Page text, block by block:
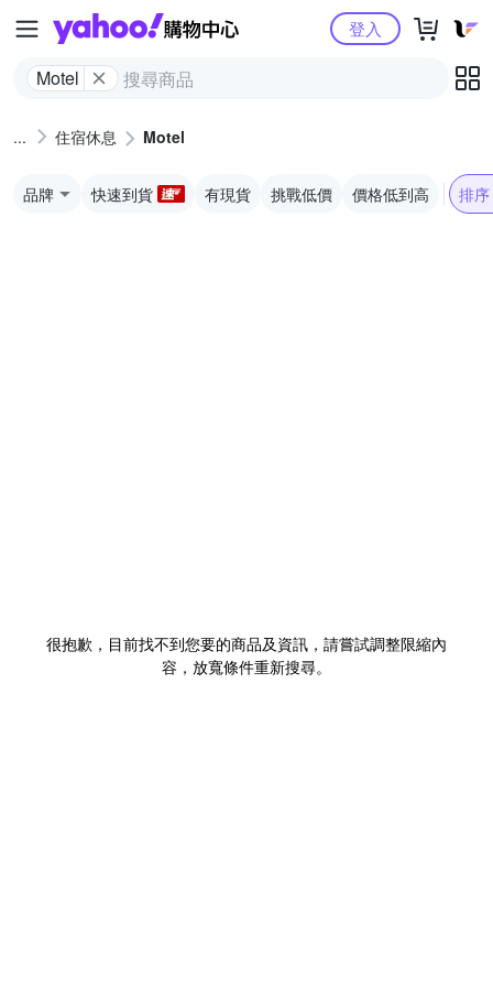
Yahoo購物中心
Motel
登入
住宿休息 Motel
品牌 快速到貨 有現貨 挑戰低價 價格低到高 排序
很抱歉，目前找不到您要的商品及資訊，請嘗試調整限縮內
容，放寬條件重新搜尋。